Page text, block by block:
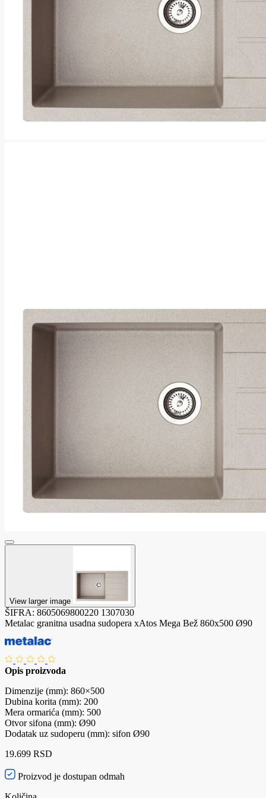
View larger image
ŠIFRA: 8605069800220 1307030
Metalac granitna usadna sudopera xAtos Mega Bež 860x500 Ø90
Opis proizvoda
Dimenzije (mm): 860×500
Dubina korita (mm): 200
Mera ormarića (mm): 500
Otvor sifona (mm): Ø90
Dodatak uz sudoperu (mm): sifon Ø90
19.699 RSD
Proizvod je dostupan odmah